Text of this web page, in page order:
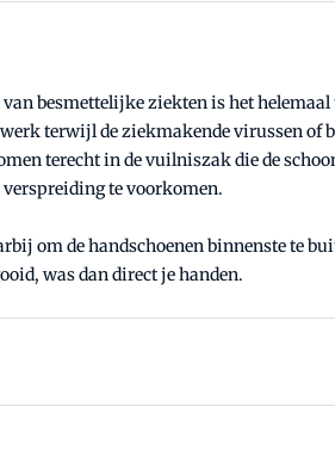
besmettelijke ziekten is het helemaal
terwijl de ziekmakende virussen of
terecht in de vuilniszak die de
verspreiding te voorkomen.
om de handschoenen binnenste te
was dan direct je handen.